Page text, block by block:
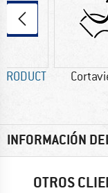
INFORMACIÓN
OTROS